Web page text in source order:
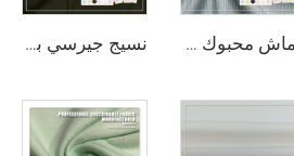
قماش محبوك صديق للبيئة متوسط الوزن للرجال بخصائص الراحة الفائقة والمصنوع من 95% بامبو و5% سباندكس، مقاوم للبكتيريا وجاف سريع في الصيف نسيج جيرسي بامبو عضوي مستدام من الليوسل مطاطي مقاوم للبكتيريا والروائح، بخواص امتصاص الرطوبة، 200 جم/م²، للاستخدام في الملابس وملابس الأطفال